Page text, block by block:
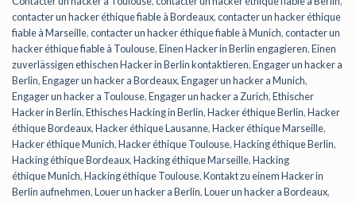
contacter un hacker éthique fiable à Bordeaux,contacter un hacker éthique
fiable à Marseille,contacter un hacker éthique fiable à Munich,contacter un
hacker éthique fiable à Toulouse,Einen Hacker in Berlin engagieren,Einen
zuverlässigen ethischen Hacker in Berlin kontaktieren,Engager un hacker a
Berlin,Engager un hacker a Bordeaux,Engager un hacker a Munich,
Engager un hacker a Toulouse,Engager un hacker a Zurich,Ethischer
Hacker in Berlin,Ethisches Hacking in Berlin,Hacker éthique Berlin,Hacker
éthique Bordeaux,Hacker éthique Lausanne,Hacker éthique Marseille,
Hacker éthique Munich,Hacker éthique Toulouse,Hacking éthique Berlin,
Hacking éthique Bordeaux,Hacking éthique Marseille,Hacking
éthique Munich,Hacking éthique Toulouse,Kontakt zu einem Hacker in
Berlin aufnehmen,Louer un hacker a Berlin,Louer un hacker a Bordeaux,